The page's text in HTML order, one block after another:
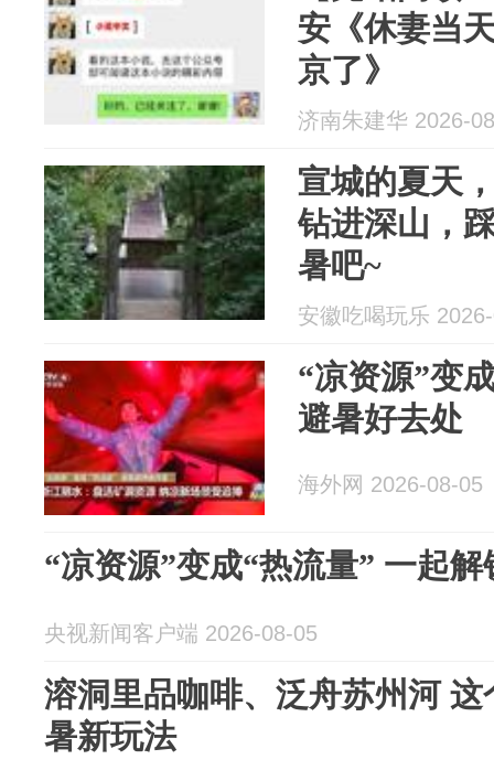
安《休妻当
京了》
济南朱建华 2026-
宣城的夏天
钻进深山，
暑吧~
安徽吃喝玩乐
“凉资源”变
避暑好去处
海外网 2026-08-05
“凉资源”变成“热流量” 一起
央视新闻客户端 2026-08-05
溶洞里品咖啡、泛舟苏州河
暑新玩法